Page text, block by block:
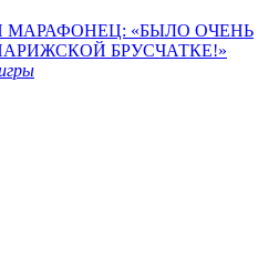
«БЫЛО ОЧЕНЬ
БРУСЧАТКЕ!»